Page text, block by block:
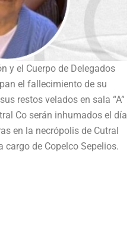
y el Cuerpo de Delegados
el fallecimiento de su
restos velados en sala “A”
Co serán inhumados el día
en la necrópolis de Cutral
cargo de Copelco Sepelios.